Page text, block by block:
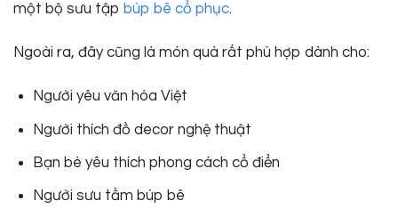
một bộ sưu tập búp bê cổ phục.
Ngoài ra, đây cũng là món quà rất phù hợp dành cho:
Người yêu văn hóa Việt
Người thích đồ decor nghệ thuật
Bạn bè yêu thích phong cách cổ điển
Người sưu tầm búp bê